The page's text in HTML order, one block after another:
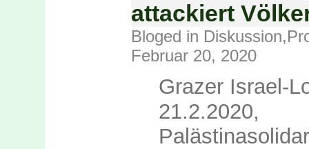
attackiert
Bloged in Diskussion,
Februar 20, 2020
Grazer Israel-